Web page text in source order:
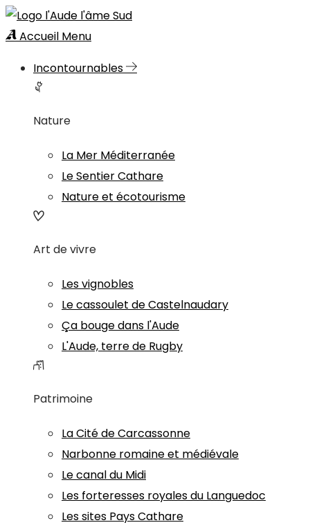
Accueil Menu
Incontournables
Nature
La Mer Méditerranée
Le Sentier Cathare
Nature et écotourisme
Art de vivre
Les vignobles
Le cassoulet de Castelnaudary
Ça bouge dans l'Aude
L'Aude, terre de Rugby
Patrimoine
La Cité de Carcassonne
Narbonne romaine et médiévale
Le canal du Midi
Les forteresses royales du Languedoc
Les sites Pays Cathare